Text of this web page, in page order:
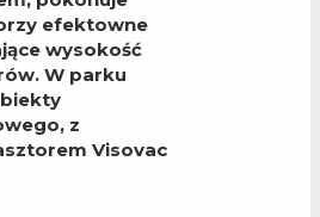
efektowne
wysokość
W parku
z
Visovac